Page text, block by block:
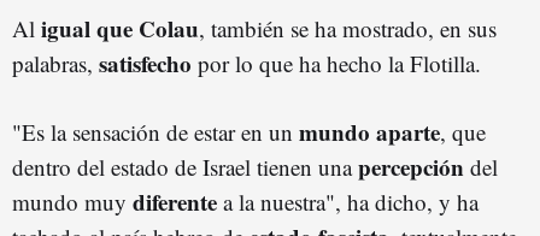
Al igual que Colau, también se ha mostrado, en sus
palabras, satisfecho por lo que ha hecho la Flotilla.
"Es la sensación de estar en un mundo aparte, que
dentro del estado de Israel tienen unapercepción del
mundo muy diferente a la nuestra", ha dicho, y ha